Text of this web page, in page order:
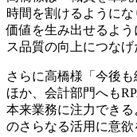
時間を割けるように
価値を生み出せるよ
ス品質の向上につなげ
さらに高橋様「今後
ほか、会計部門へも
本来業務に注力でき
のさらなる活用に意欲